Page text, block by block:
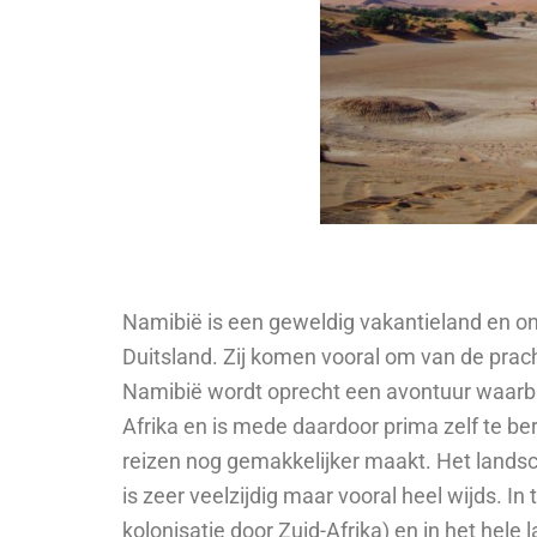
Namibië is een geweldig vakantieland en
Duitsland. Zij komen vooral om van de
Namibië wordt oprecht een avontuur
Afrika en is mede daardoor prima zelf te
reizen nog gemakkelijker maakt. Het
is zeer veelzijdig maar vooral heel wijds.
kolonisatie door Zuid-Afrika) en in het hele